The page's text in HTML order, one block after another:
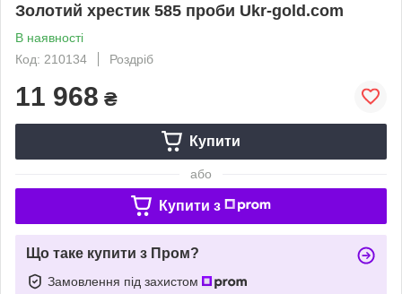
Золотий хрестик 585 проби Ukr-gold.com
В наявності
Код: 210134
Роздріб
11 968 ₴
Купити
або
Купити з
Що таке купити з Пром?
Замовлення під захистом